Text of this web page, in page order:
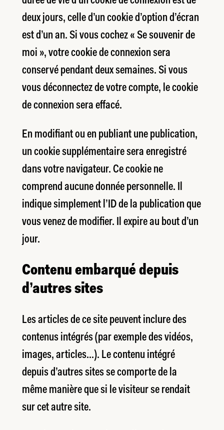
deux jours, celle d’un cookie d’option d’écran
est d’un an. Si vous cochez « Se souvenir de
moi », votre cookie de connexion sera
conservé pendant deux semaines. Si vous
vous déconnectez de votre compte, le cookie
de connexion sera effacé.
En modifiant ou en publiant une publication,
un cookie supplémentaire sera enregistré
dans votre navigateur. Ce cookie ne
comprend aucune donnée personnelle. Il
indique simplement l’ID de la publication que
vous venez de modifier. Il expire au bout d’un
jour.
Contenu embarqué depuis
d’autres sites
Les articles de ce site peuvent inclure des
contenus intégrés (par exemple des vidéos,
images, articles…). Le contenu intégré
depuis d’autres sites se comporte de la
même manière que si le visiteur se rendait
sur cet autre site.